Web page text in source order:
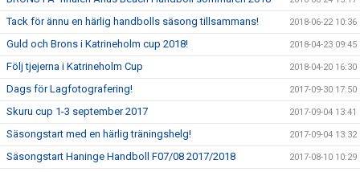
Tack för ännu en härlig handbolls säsong tillsammans! 2018-06-22 10:36
Guld och Brons i Katrineholm cup 2018! 2018-04-23 09:45
Följ tjejerna i Katrineholm Cup 2018-04-20 16:30
Dags för Lagfotografering! 2017-09-30 17:50
Skuru cup 1-3 september 2017 2017-09-04 13:41
Säsongstart med en härlig träningshelg! 2017-09-04 13:32
Säsongstart Haninge Handboll F07/08 2017/2018 2017-08-10 10:29